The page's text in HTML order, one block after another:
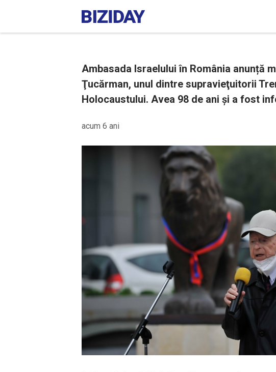
Ambasada Israelului în România anunță
Ţucărman, unul dintre supravieţuitorii
Holocaustului. Avea 98 de ani și a fost
acum 6 ani